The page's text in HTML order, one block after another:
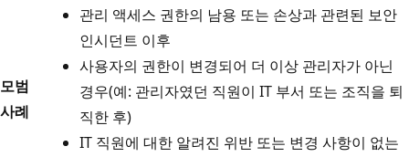
모범
사례
관리 액세스 권한의 남용 또는 손상과 관련된 보안
인시던트 이후
사용자의 권한이 변경되어 더 이상 관리자가 아닌
경우(예: 관리자였던 직원이 IT 부서 또는 조직을 퇴
직한 후)
IT 직원에 대한 알려진 위반 또는 변경 사항이 없는